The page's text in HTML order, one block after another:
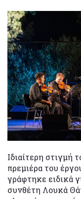
Ιδιαίτερη στιγμή
πρεμιέρα του
γράφτηκε ειδικά
συνθέτη Λουκά